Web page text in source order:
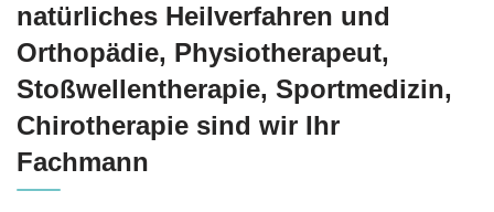
natürliches Heilverfahren und
Orthopädie, Physiotherapeut,
Stoßwellentherapie, Sportmedizin,
Chirotherapie sind wir Ihr
Fachmann